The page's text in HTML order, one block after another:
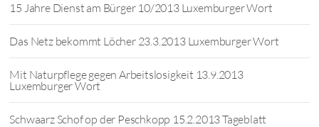
15 Jahre Dienst am Bürger 10/2013 Luxemburger Wort
Das Netz bekommt Löcher 23.3.2013 Luxemburger Wort
Mit Naturpflege gegen Arbeitslosigkeit 13.9.2013
Luxemburger Wort
Schwaarz Schof op der Peschkopp 15.2.2013 Tageblatt